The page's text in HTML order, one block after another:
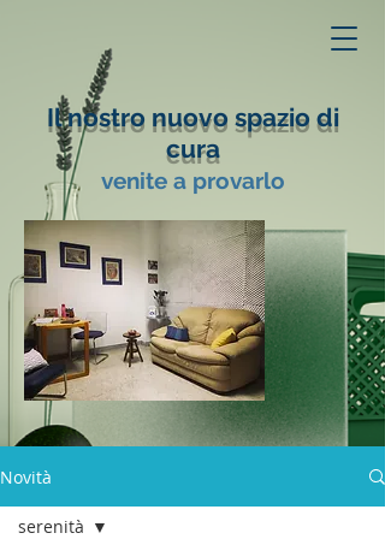
Il nostro nuovo spazio di
cura
venite a provarlo
Novità
serenità